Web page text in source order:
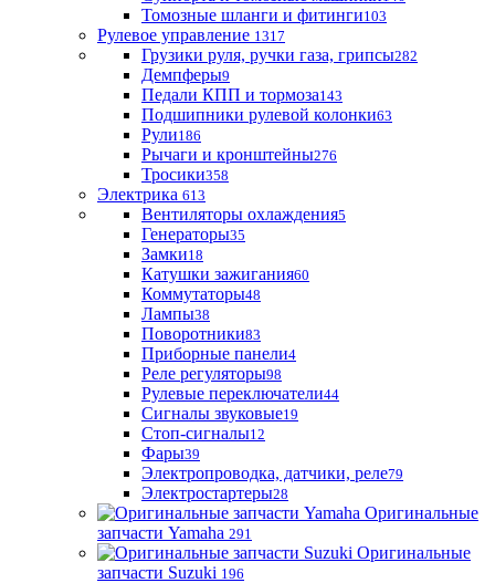
Томозные шланги и фитинги103
Рулевое управление 1317
Грузики руля, ручки газа, грипсы282
Демпферы9
Педали КПП и тормоза143
Подшипники рулевой колонки63
Рули186
Рычаги и кронштейны276
Тросики358
Электрика 613
Вентиляторы охлаждения5
Генераторы35
Замки18
Катушки зажигания60
Коммутаторы48
Лампы38
Поворотники83
Приборные панели4
Реле регуляторы98
Рулевые переключатели44
Сигналы звуковые19
Стоп-сигналы12
Фары39
Электропроводка, датчики, реле79
Электростартеры28
Оригинальные
запчасти Yamaha 291
Оригинальные
запчасти Suzuki 196